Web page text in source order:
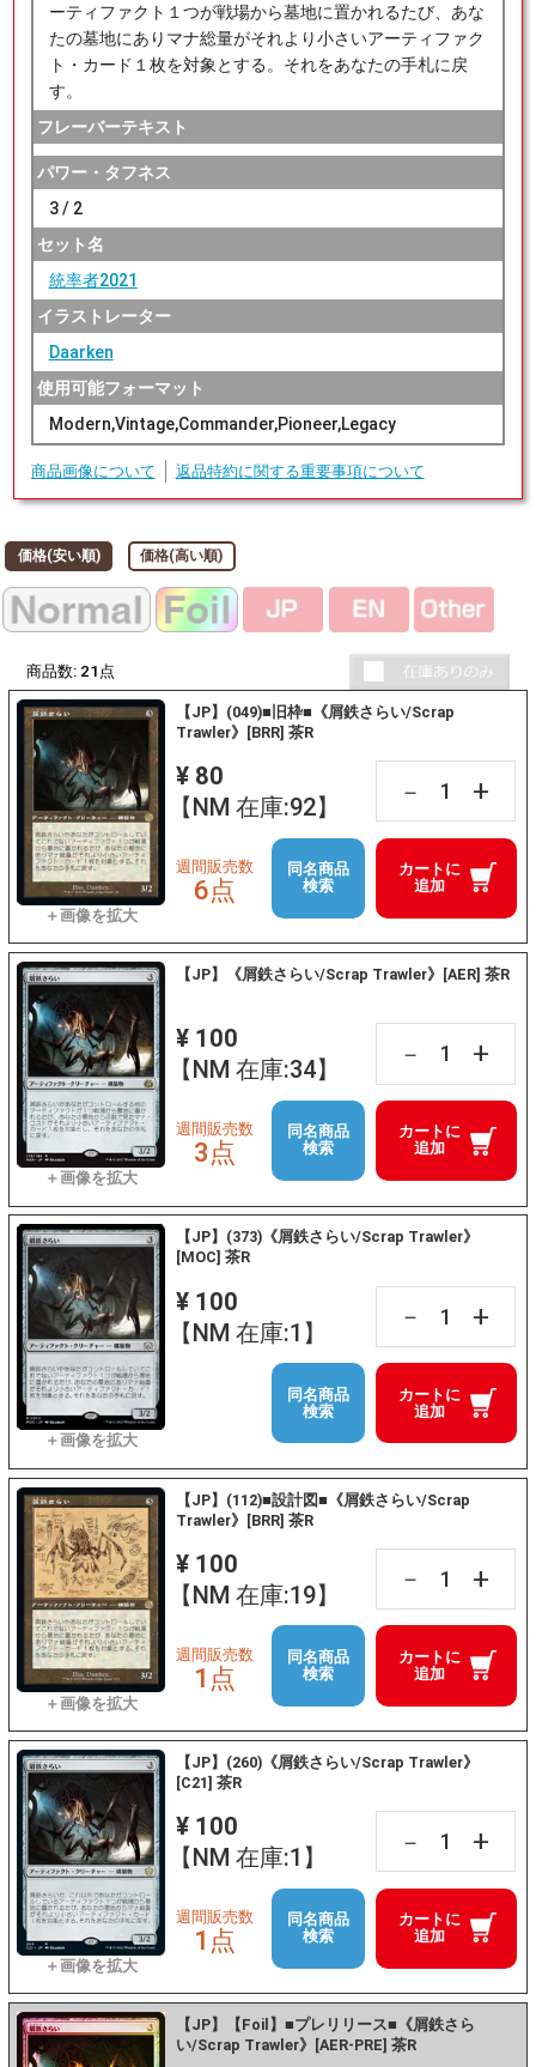
ーティファクト１つが戦場から墓地に置かれるたび、あな
たの墓地にありマナ総量がそれより小さいアーティファク
ト・カード１枚を対象とする。それをあなたの手札に戻
す。
フレーバーテキスト
パワー・タフネス
3 / 2
セット名
統率者2021
イラストレーター
Daarken
使用可能フォーマット
Modern,Vintage,Commander,Pioneer,Legacy
商品画像について 返品特約に関する重要事項について
価格(安い順) 価格(高い順)
商品数: 21 点
【JP】(049)■旧枠■《屑鉄さらい/Scrap
Trawler》[BRR] 茶R
¥ 80
【NM 在庫:92】
－ +
カートに
追加
週間販売数
6点
同名商品
検索
【JP】《屑鉄さらい/Scrap Trawler》[AER] 茶R
¥ 100
【NM 在庫:34】
－ +
カートに
追加
週間販売数
3点
同名商品
検索
【JP】(373)《屑鉄さらい/Scrap Trawler》
[MOC] 茶R
¥ 100
【NM 在庫:1】
－ +
カートに
追加
同名商品
検索
【JP】(112)■設計図■《屑鉄さらい/Scrap
Trawler》[BRR] 茶R
¥ 100
【NM 在庫:19】
－ +
カートに
追加
週間販売数
1点
同名商品
検索
【JP】(260)《屑鉄さらい/Scrap Trawler》
[C21] 茶R
¥ 100
【NM 在庫:1】
－ +
カートに
追加
週間販売数
1点
同名商品
検索
【JP】【Foil】■プレリリース■《屑鉄さら
い/Scrap Trawler》[AER-PRE] 茶R